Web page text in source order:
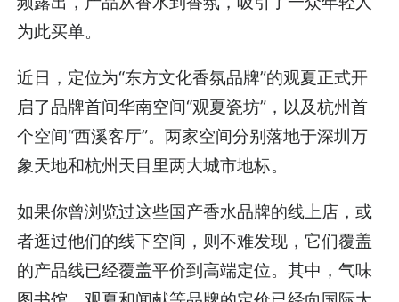
为此买单。
近日，定位为“东方文化香氛品牌”的观夏正式开
启了品牌首间华南空间“观夏瓷坊”，以及杭州首
个空间“西溪客厅”。两家空间分别落地于深圳万
象天地和杭州天目里两大城市地标。
如果你曾浏览过这些国产香水品牌的线上店，或
者逛过他们的线下空间，则不难发现，它们覆盖
的产品线已经覆盖平价到高端定位。其中，气味